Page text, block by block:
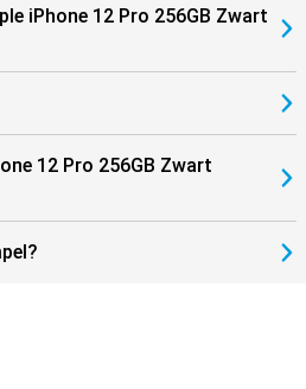
iPhone 12 Pro 256GB Zwart
12 Pro 256GB Zwart